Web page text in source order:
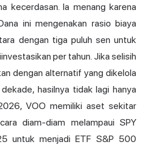
kecerdasan. Ia menang karena
ini mengenakan rasio biaya
dengan tiga puluh sen untuk
per tahun. Jika selisih
dengan alternatif yang dikelola
hasilnya tidak lagi hanya
VOO memiliki aset sekitar
diam-diam melampaui SPY
untuk menjadi ETF S&P 500